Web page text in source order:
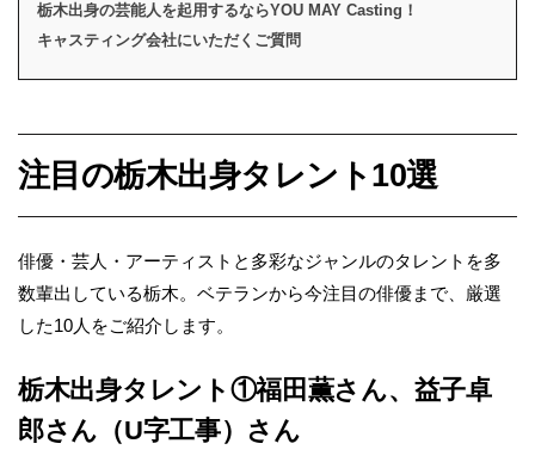
栃木出身の芸能人を起用するならYOU MAY Casting！
キャスティング会社にいただくご質問
注目の栃木出身タレント10選
俳優・芸人・アーティストと多彩なジャンルのタレントを多
数輩出している栃木。ベテランから今注目の俳優まで、厳選
した10人をご紹介します。
栃木出身タレント①福田薫さん、益子卓
郎さん（U字工事）さん